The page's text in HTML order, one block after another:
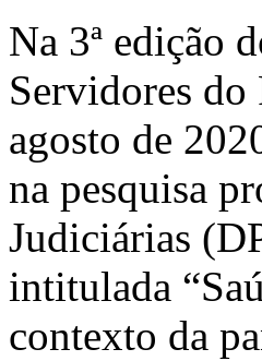
Na 3ª edição
Servidores do
agosto de
na pesquisa
Judiciárias
intitulada
contexto da